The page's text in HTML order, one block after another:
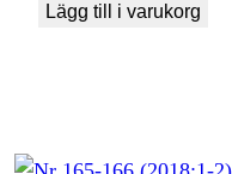
Lägg till i varukorg